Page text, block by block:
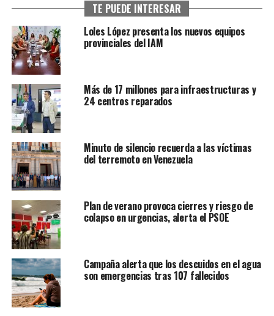
TE PUEDE INTERESAR
Loles López presenta los nuevos equipos
provinciales del IAM
Más de 17 millones para infraestructuras y
24 centros reparados
Minuto de silencio recuerda a las víctimas
del terremoto en Venezuela
Plan de verano provoca cierres y riesgo de
colapso en urgencias, alerta el PSOE
Campaña alerta que los descuidos en el agua
son emergencias tras 107 fallecidos